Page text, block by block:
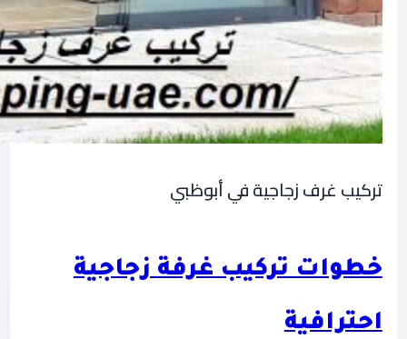
تركيب غرف زجاجية في أبوظبي
خطوات تركيب غرفة زجاجية
احترافية